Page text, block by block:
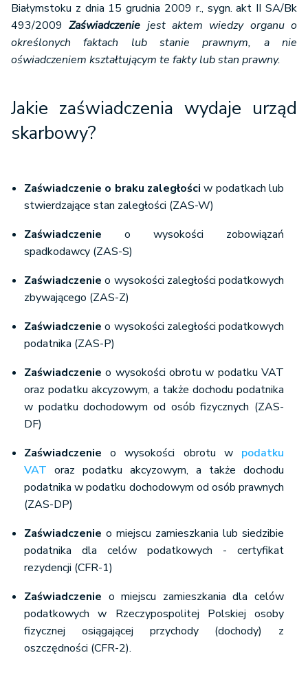
Białymstoku z dnia 15 grudnia 2009 r., sygn. akt II SA/Bk
493/2009Zaświadczenie jest aktem wiedzy organu o
określonych faktach lub stanie prawnym, a nie
oświadczeniem kształtującym te fakty lub stan prawny.
Jakie zaświadczenia wydaje urząd
skarbowy?
Zaświadczenie o braku zaległości w podatkach lub
stwierdzające stan zaległości (ZAS-W)
Zaświadczenie o wysokości zobowiązań
spadkodawcy (ZAS-S)
Zaświadczenie o wysokości zaległości podatkowych
zbywającego (ZAS-Z)
Zaświadczenie o wysokości zaległości podatkowych
podatnika (ZAS-P)
Zaświadczenie o wysokości obrotu w podatku VAT
oraz podatku akcyzowym, a także dochodu podatnika
w podatku dochodowym od osób fizycznych (ZAS-
DF)
Zaświadczenie o wysokości obrotu w podatku
VAT oraz podatku akcyzowym, a także dochodu
podatnika w podatku dochodowym od osób prawnych
(ZAS-DP)
Zaświadczenie o miejscu zamieszkania lub siedzibie
podatnika dla celów podatkowych - certyfikat
rezydencji (CFR-1)
Zaświadczenie o miejscu zamieszkania dla celów
podatkowych w Rzeczypospolitej Polskiej osoby
fizycznej osiągającej przychody (dochody) z
oszczędności (CFR-2).